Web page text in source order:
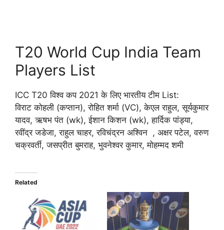
T20 World Cup India Team
Players List
ICC T20 विश्व कप 2021 के लिए भारतीय टीम List:
विराट कोहली (कप्तान), रोहित शर्मा (VC), केएल राहुल, सूर्यकुमार
यादव, ऋषभ पंत (wk), ईशान किशन (wk), हार्दिक पांड्या,
रवींद्र जडेजा, राहुल चाहर, रविचंद्रन अश्विन , अक्षर पटेल, वरुण
चक्रवर्ती, जसप्रीत बुमराह, भुवनेश्वर कुमार, मोहम्मद शमी
Related